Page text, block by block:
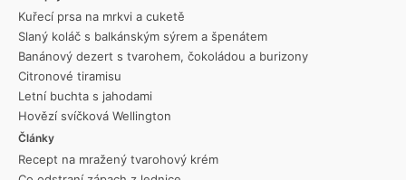
Kuřecí prsa na mrkvi a cuketě
Slaný koláč s balkánským sýrem a špenátem
Banánový dezert s tvarohem, čokoládou a burizony
Citronové tiramisu
Letní buchta s jahodami
Hovězí svíčková Wellington
Články
Recept na mražený tvarohový krém